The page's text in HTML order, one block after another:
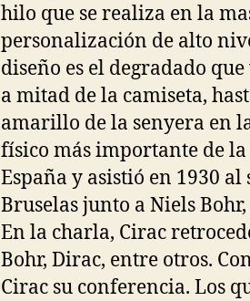
hilo que se realiza en la
personalización de alto
diseño es el degradado
a mitad de la camiseta,
amarillo de la senyera en
físico más importante de
España y asistió en 1930 al
Bruselas junto a Niels
En la charla, Cirac
Bohr, Dirac, entre otros.
Cirac su conferencia. Los